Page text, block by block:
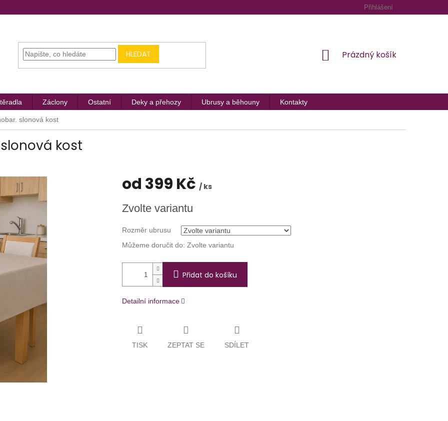
Přihlášení
HLEDAT
NÁKUPNÍ
Prázdný košík
Záclony Ostatní Deky a přehozy Ubrusy a běhouny Kontakty
slonová kost
kost
od 399 Kč / ks
cena:
Zvolte variantu
Rozměr ubrusu
Můžeme doručit do: Zvolte variantu
Přidat do košíku
Detailní informace
TISK ZEPTAT SE SDÍLET